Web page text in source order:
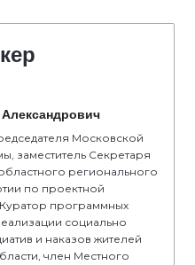
Московской
заместитель Секретаря
регионального
по проектной
Куратор программных
социально
и наказов жителей
член Местного